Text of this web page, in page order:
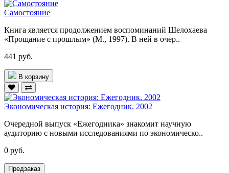
Самостояние
Книга является продолжением воспоминаний Шелохаева
«Прощание с прошлым» (М., 1997). В ней в очер..
441 руб.
В корзину
Экономическая история: Ежегодник. 2002
Очередной выпуск «Ежегодника» знакомит научную
аудиторию с новыми исследованиями по экономическо..
0 руб.
Предзаказ